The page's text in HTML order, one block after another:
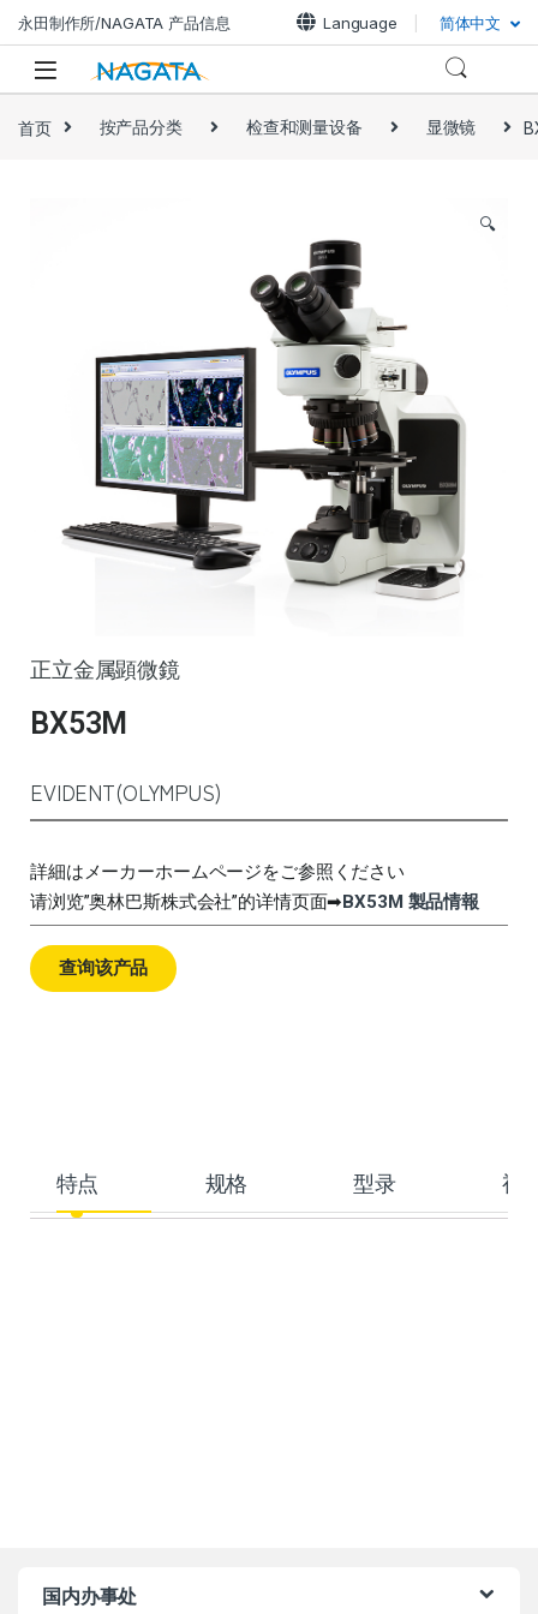
永田制作所/NAGATA 产品信息 Language 简体中文
首页 按产品分类 检查和测量设备 显微镜
🔍
正立金属顕微鏡
BX53M
EVIDENT(OLYMPUS)
詳細はメーカーホームページをご参照ください
请浏览”奥林巴斯株式会社”的详情页面➡BX53M 製品情報
查询该产品
特点 规格 型录 视
国内办事处